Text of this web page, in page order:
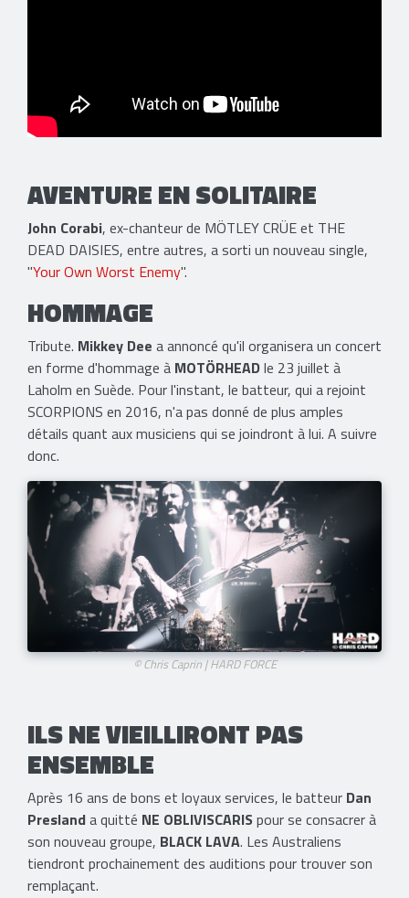
​AVENTURE EN SOLITAIRE
John Corabi, ex-chanteur de MÖTLEY CRÜE et THE
DEAD DAISIES, entre autres, a sorti un nouveau single,
"Your Own Worst Enemy".
HOMMAGE
Tribute. Mikkey Dee a annoncé qu'il organisera un concert
en forme d'hommage à MOTÖRHEADle 23 juillet à
Laholm en Suède. Pour l'instant, le batteur, qui a rejoint
SCORPIONS en 2016, n'a pas donné de plus amples
détails quant aux musiciens qui se joindront à lui. A suivre
donc.
© Chris Caprin | HARD FORCE
​ILS NE VIEILLIRONT PAS
ENSEMBLE
Après 16 ans de bons et loyaux services, le batteur Dan
Preslanda quitté NE OBLIVISCARISpour se consacrer à
son nouveau groupe, BLACK LAVA. Les Australiens
tiendront prochainement des auditions pour trouver son
remplaçant.